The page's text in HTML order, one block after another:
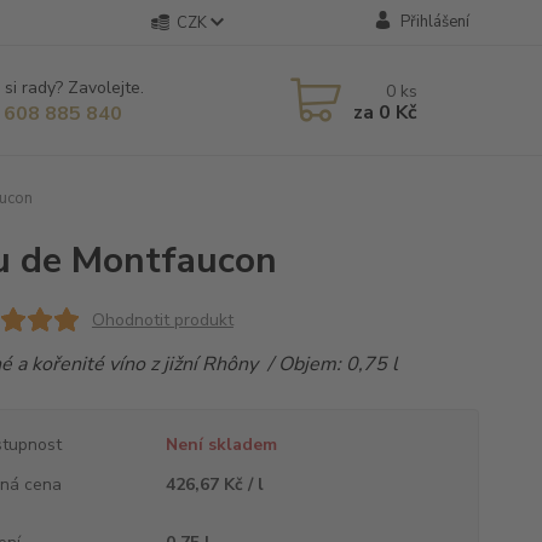
CZK Přihlášení
rady? Zavolejte.
885 840
0 ks
za 0 Kč
de Montfaucon
Ohodnotit produkt
a kořenité víno z jižní Rhôny / Objem: 0,75 l
Není skladem
cena
426,67 Kč / l